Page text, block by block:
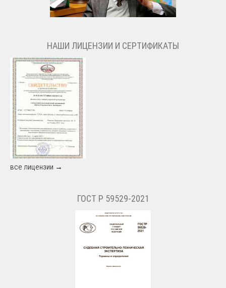
НАШИ ЛИЦЕНЗИИ И СЕРТИФИКАТЫ
все лицензии →
ГОСТ Р 59529-2021